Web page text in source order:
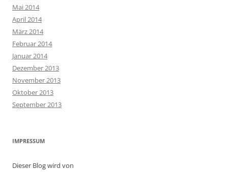
Mai 2014
April 2014
März 2014
Februar 2014
Januar 2014
Dezember 2013
November 2013
Oktober 2013
September 2013
IMPRESSUM
Dieser Blog wird von